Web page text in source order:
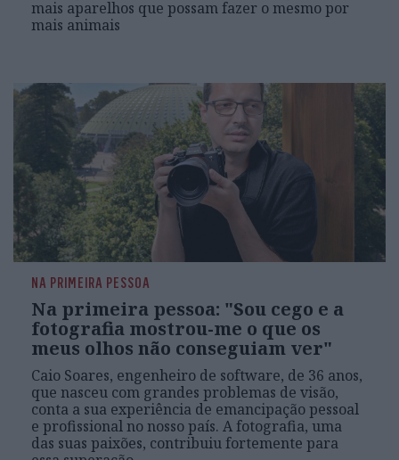
mais aparelhos que possam fazer o mesmo por
mais animais
NA PRIMEIRA PESSOA
Na primeira pessoa: "Sou cego e a
fotografia mostrou-me o que os
meus olhos não conseguiam ver"
Caio Soares, engenheiro de software, de 36 anos,
que nasceu com grandes problemas de visão,
conta a sua experiência de emancipação pessoal
e profissional no nosso país. A fotografia, uma
das suas paixões, contribuiu fortemente para